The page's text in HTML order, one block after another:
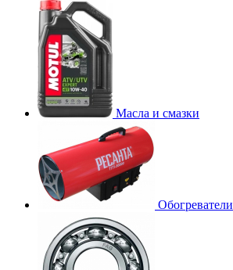
Масла и смазки
Обогреватели